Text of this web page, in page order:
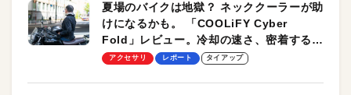
夏場のバイクは地獄？ ネッククーラーが助
けになるかも。 「COOLiFY Cyber
Fold」レビュー。冷却の速さ、密着する冷
却プレート、シンプルな操作性がグッド！
アクセサリ レポート タイアップ